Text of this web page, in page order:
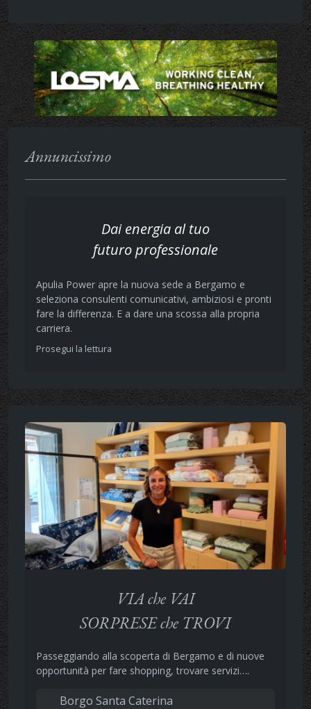
Annuncissimo
Dai energia al tuo
futuro professionale
Apulia Power apre la nuova sede a Bergamo e
seleziona consulenti comunicativi, ambiziosi e pronti
fare la differenza. E a dare una scossa alla propria
carriera.
Prosegui la lettura
VIA che VAI
SORPRESE che TROVI
Passeggiando alla scoperta di Bergamo e di nuove
opportunità per fare shopping, trovare servizi….
Borgo Santa Caterina